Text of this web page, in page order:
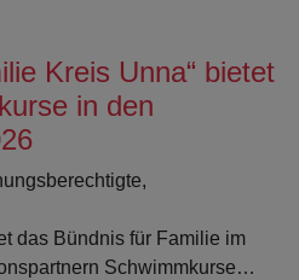
Kreis Unna“ bietet
in den
das Bündnis für Familie im
Schwimmkurse…